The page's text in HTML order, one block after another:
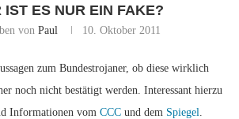
IST ES NUR EIN FAKE?
von Paul 10. Oktober 2011
zum Bundestrojaner, ob diese wirklich
noch nicht bestätigt werden. Interessant hierzu
Informationen vom CCC und dem Spiegel.